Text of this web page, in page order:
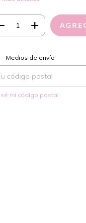
para el CP:
Medios de envío
sé mi código postal